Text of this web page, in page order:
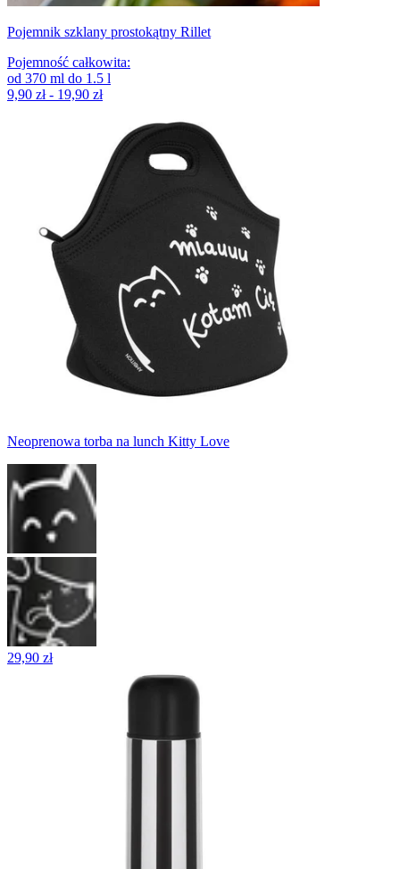
Pojemnik szklany prostokątny Rillet
Pojemność całkowita:
od 370 ml do 1.5 l
9,90 zł - 19,90 zł
Neoprenowa torba na lunch Kitty Love
29,90 zł